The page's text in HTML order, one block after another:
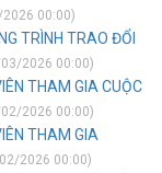
00:00)
TRÌNH TRAO ĐỔI
2026 00:00)
THAM GIA CUỘC
2026 00:00)
THAM GIA
2026 00:00)